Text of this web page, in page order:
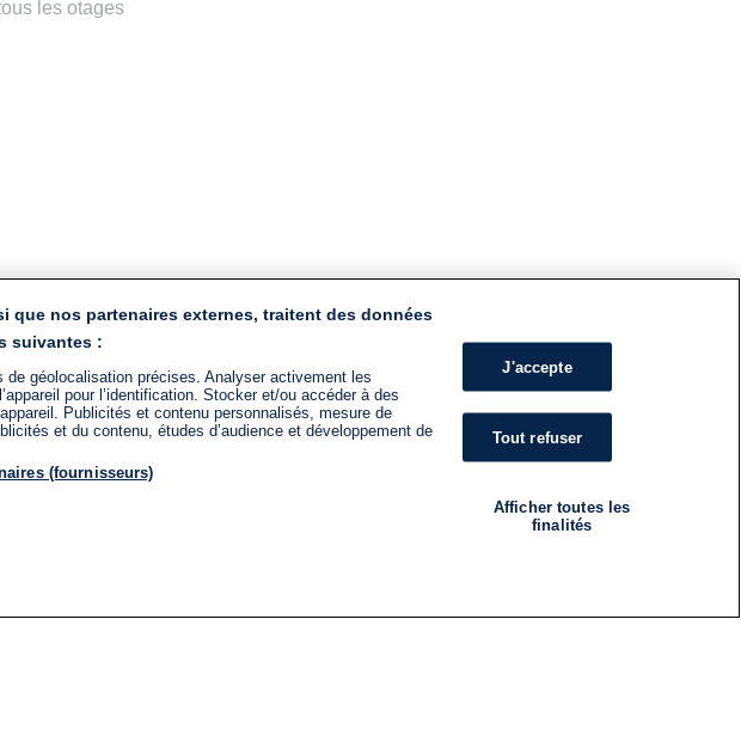
les otages
que nos partenaires externes, traitent des données
suivantes :
de géolocalisation précises. Analyser activement les
pour l’identification. Stocker et/ou accéder à des
Publicités et contenu personnalisés, mesure de
et du contenu, études d’audience et développement de
(fournisseurs)
J'accepte
Tout refuser
Afficher toutes les
finalités